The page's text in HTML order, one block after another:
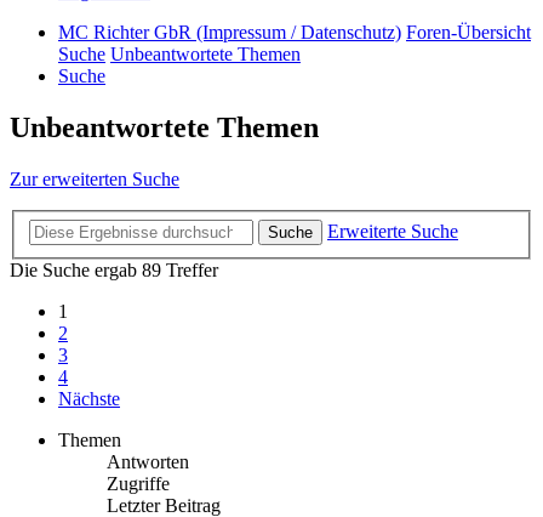
MC Richter GbR (Impressum / Datenschutz) Foren-Übersicht
Suche Unbeantwortete Themen
Suche
Unbeantwortete Themen
Zur erweiterten Suche
Suche
Erweiterte Suche
Die Suche ergab 89 Treffer
1
2
3
4
Nächste
Themen
Antworten
Zugriffe
Letzter Beitrag